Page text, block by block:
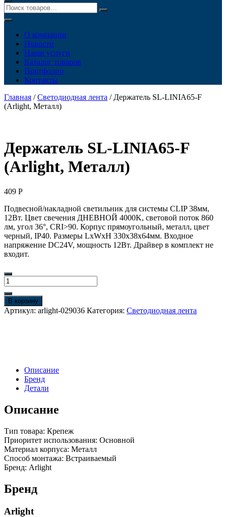
О компании
Новости
Наши услуги
Каталог товаров
Портфолио
Контакты
Главная /Светодиодная лента / Держатель SL-LINIA65-F
(Arlight, Металл)
Держатель SL-LINIA65-F
(Arlight, Металл)
409 Р
Подвесной/накладной светильник для системы CLIP 38мм,
12Вт. Цвет свечения ДНЕВНОЙ 4000K, световой поток 860
лм, угол 36°, CRI>90. Корпус прямоугольный, металл, цвет
черный, IP40. Размеры LxWxH 330x38x64мм. Входное
напряжение DC24V, мощность 12Вт. Драйвер в комплект не
входит.
Количество
товара
Держатель
SL-
LINIA65-
В корзину
Артикул: arlight-029036 Категория: Светодиодная лента
Описание
Бренд
Детали
Описание
Тип товара: Крепеж
Приоритет использования: Основной
Материал корпуса: Металл
Способ монтажа: Встраиваемый
Бренд: Arlight
Бренд
Arlight